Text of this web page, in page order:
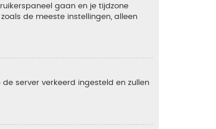
gaan en je tijdzone
de meeste instellingen, alleen
server verkeerd ingesteld en zullen